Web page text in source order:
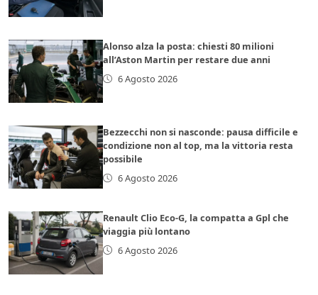
Alonso alza la posta: chiesti 80 milioni
all’Aston Martin per restare due anni
6 Agosto 2026
Bezzecchi non si nasconde: pausa difficile e
condizione non al top, ma la vittoria resta
possibile
6 Agosto 2026
Renault Clio Eco-G, la compatta a Gpl che
viaggia più lontano
6 Agosto 2026